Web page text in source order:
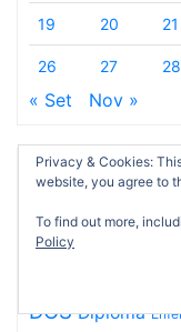
19 20 21
26 27 28
« Set Nov »
Etiquetas
Assistente Técnico
DGS Diploma
Privacy & Cookies:
website, you agree to
To find out more,
Policy